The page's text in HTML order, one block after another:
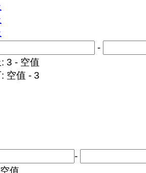
-
3 - 空值
空值 - 3
-
值